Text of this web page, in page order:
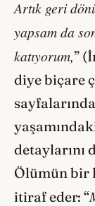
Artık geri
yapsam da
katıyorum,”
diye biçare
detaylarını
Ölümün bir
itiraf eder: “